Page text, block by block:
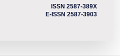
ISSN 2587-389X
E-ISSN 2587-3903